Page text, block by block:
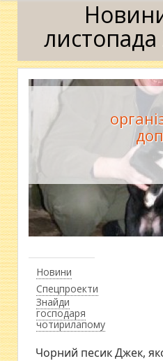
Новини
Спецпроекти
Знайди
господаря
чотирилапому
Чорний песик Джек,